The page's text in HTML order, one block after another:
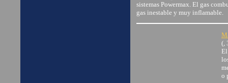
sistemas Powermax. El gas
gas inestable y muy inflamable.
(,
o